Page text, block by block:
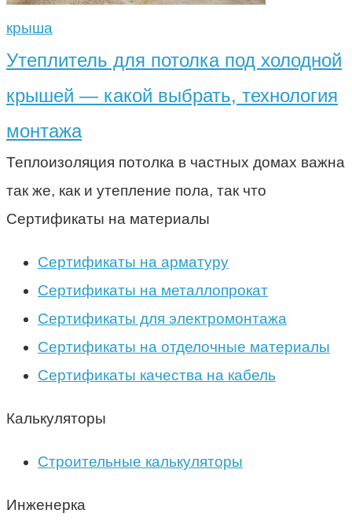
крыша
Утеплитель для потолка под холодной
крышей — какой выбрать, технология
монтажа
Теплоизоляция потолка в частных домах важна
так же, как и утепление пола, так что
Сертификаты на материалы
Сертификаты на арматуру
Сертификаты на металлопрокат
Сертификаты для электромонтажа
Сертификаты на отделочные материалы
Сертификаты качества на кабель
Калькуляторы
Строительные калькуляторы
Инженерка